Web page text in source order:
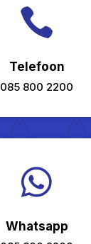

Telefoon
085 800 2200

Whatsapp